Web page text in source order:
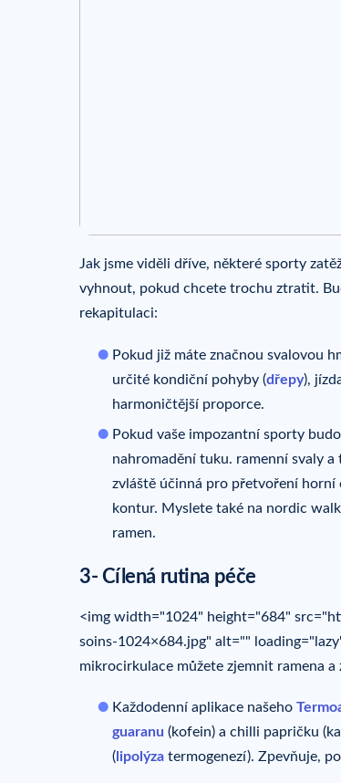
Jak jsme viděli dříve, některé sporty
vyhnout, pokud chcete trochu ztratit.
rekapitulaci:
Pokud již máte značnou svalovou
určité kondiční pohyby (dřepy),
harmoničtější proporce.
Pokud vaše impozantní sporty
nahromadění tuku. ramenní svaly a
zvláště účinná pro přetvoření
kontur. Myslete také na nordic
ramen.
3- Cílená rutina péče
<img width="1024" height="684"
soins-1024×684.jpg" alt=""
mikrocirkulace můžete zjemnit ramena
Každodenní aplikace našeho
guaranu (kofein) a chilli papričku
( lipolýza termogenezí). Zpevňuje,